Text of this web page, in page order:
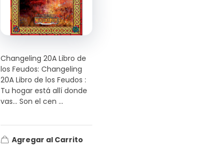
Changeling 20A Libro de
los Feudos: Changeling
20A Libro de los Feudos :
Tu hogar está allí donde
vas… Son el cen ...
Agregar al Carrito